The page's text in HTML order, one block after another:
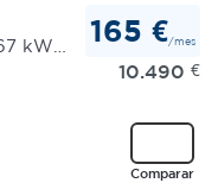
165 €/mes
10.490 €
Comparar